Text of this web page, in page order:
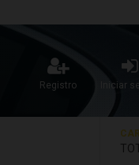
Registro Iniciar